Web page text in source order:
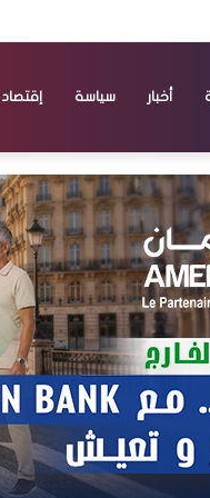
أخبار سياسة إقتصاد